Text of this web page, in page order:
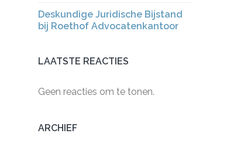
Deskundige Juridische Bijstand
bij Roethof Advocatenkantoor
LAATSTE REACTIES
Geen reacties om te tonen.
ARCHIEF